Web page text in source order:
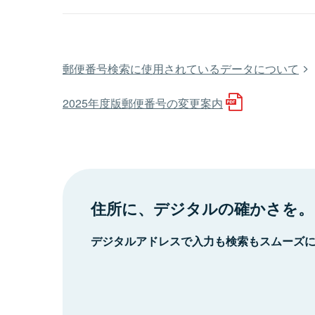
郵便番号検索に使用されているデータについて
2025年度版郵便番号の変更案内
住所に、デジタルの確かさを。
デジタルアドレスで入力も検索もスムーズ